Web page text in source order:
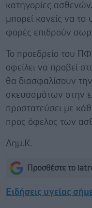
κατηγορίες
μπορεί κανείς να τα
φορές επιδρούν
Το προεδρείο του
οφείλει να προβεί
θα διασφαλίσουν
σκευασμάτων στην
προστατεύσει με
προς όφελος των
Δημ.Κ.
Προσθέστε το
Ειδήσεις υγείας